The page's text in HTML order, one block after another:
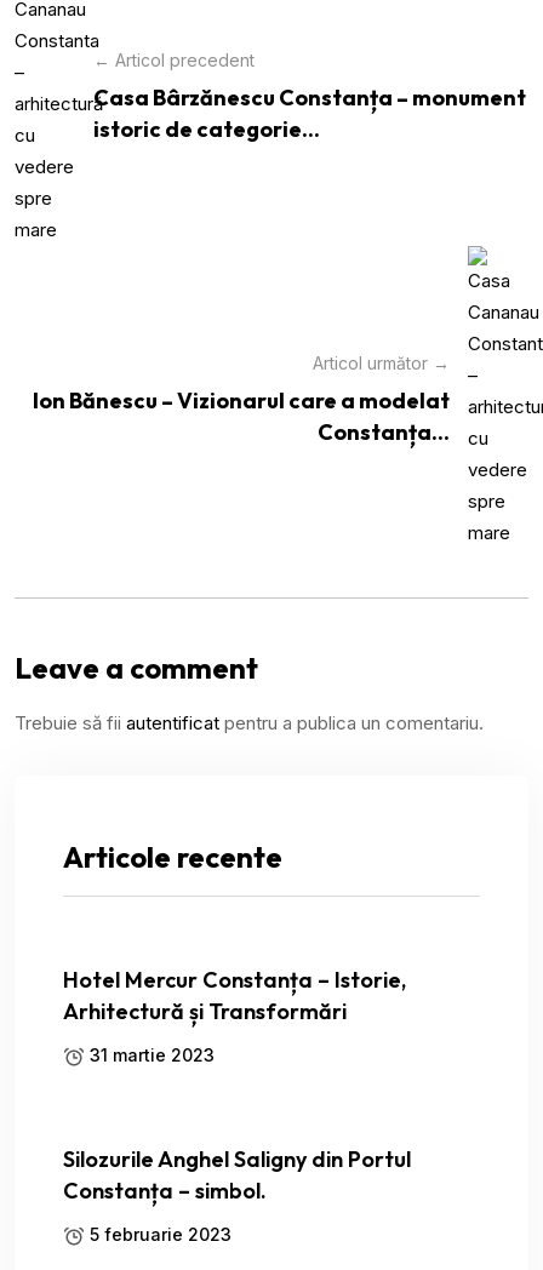
← Articol precedent
Casa Bârzănescu Constanța – monument
istoric de categorie...
Articol următor →
Ion Bănescu – Vizionarul care a modelat
Constanța...
Leave a comment
Trebuie să fii autentificat pentru a publica un comentariu.
Articole recente
Hotel Mercur Constanța – Istorie,
Arhitectură și Transformări
31 martie 2023
Silozurile Anghel Saligny din Portul
Constanța – simbol.
5 februarie 2023